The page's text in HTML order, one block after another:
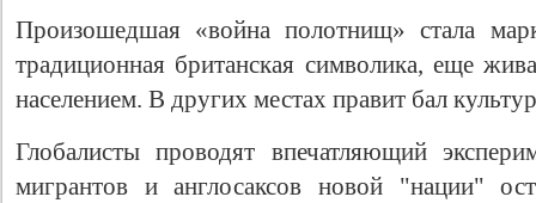
Произошедшая «война полотнищ» стала
традиционная британская символика, еще
населением. В других местах правит бал
Глобалисты проводят впечатляющий
мигрантов и англосаксов новой "нации"